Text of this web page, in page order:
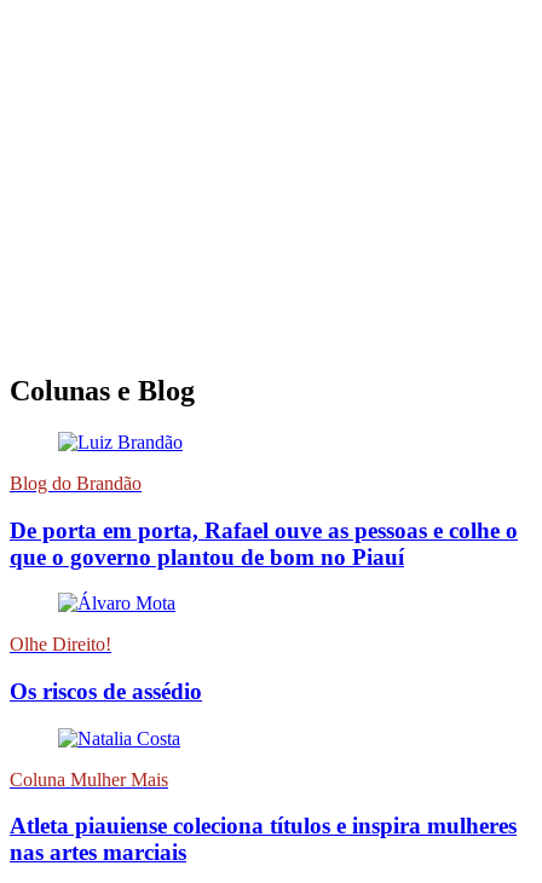
Colunas e Blog
Blog do Brandão
De porta em porta, Rafael ouve as pessoas e colhe o
que o governo plantou de bom no Piauí
Olhe Direito!
Os riscos de assédio
Coluna Mulher Mais
Atleta piauiense coleciona títulos e inspira mulheres
nas artes marciais